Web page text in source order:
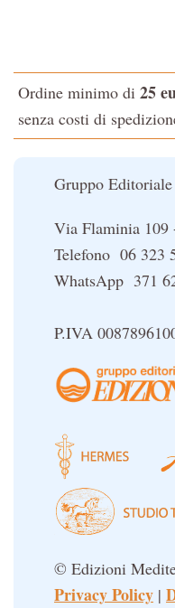
La Cabala
Il potere del serpente
Ordine minimo di 25
senza costi di
Gruppo
Via Flaminia 109
Telefono 06 323
WhatsApp 371
P.IVA
© Edizioni
Privacy Policy |